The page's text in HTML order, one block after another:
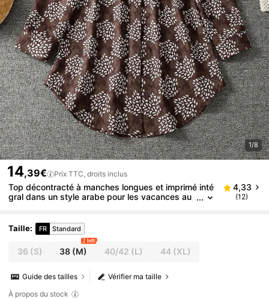
1/8
14,39€ Prix TTC, droits inclus
Top décontracté à manches longues et imprimé inté
gral dans un style arabe pour les vacances au
4,33
(12)
Taille: FR Standard
36 (S) 38 (M)
2 left
40/42 (L) 44(XL)
Vérifier ma taille
Guide des tailles
À propos du stock